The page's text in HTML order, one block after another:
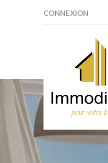
CONNEXION